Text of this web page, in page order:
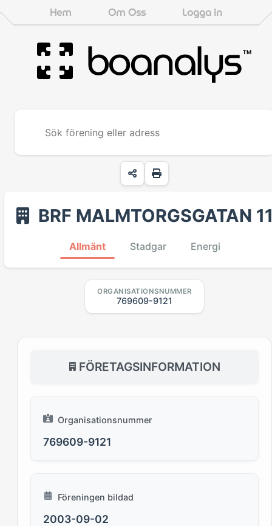
Hem Om Oss Logga in
boanalys™
BRF MALMTORGSGATAN
Allmänt Stadgar Energi
ORGANISATIONSNUMMER
769609-9121
FÖRETAGSINFORMATION
Organisationsnummer
769609-9121
Föreningen bildad
2003-09-02